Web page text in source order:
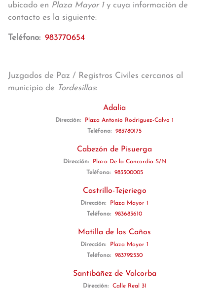
ubicado en Plaza Mayor 1y cuya información de
contacto es la siguiente:
Teléfono: 983770654
Juzgados de Paz / Registros Civiles cercanos al
municipio de Tordesillas:
Adalia
Dirección:
Plaza Antonio Rodriguez-Calvo 1
Teléfono:
983780175
Cabezón de Pisuerga
Dirección:
Plaza De la Concordia S/N
Teléfono:
983500005
Castrillo-Tejeriego
Dirección:
Plaza Mayor 1
Teléfono:
983683610
Matilla de los Caños
Dirección:
Plaza Mayor 1
Teléfono:
983792530
Santibáñez de Valcorba
Dirección:
Calle Real 31